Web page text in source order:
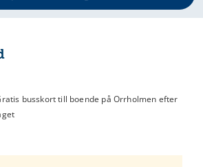
busskort till boende på Orrholmen efter